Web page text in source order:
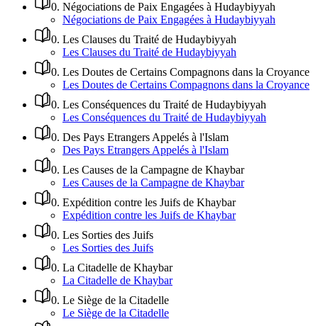
0. Négociations de Paix Engagées à Hudaybiyyah
Négociations de Paix Engagées à Hudaybiyyah
0. Les Clauses du Traité de Hudaybiyyah
Les Clauses du Traité de Hudaybiyyah
0. Les Doutes de Certains Compagnons dans la Croyance
Les Doutes de Certains Compagnons dans la Croyance
0. Les Conséquences du Traité de Hudaybiyyah
Les Conséquences du Traité de Hudaybiyyah
0. Des Pays Etrangers Appelés à l'Islam
Des Pays Etrangers Appelés à l'Islam
0. Les Causes de la Campagne de Khaybar
Les Causes de la Campagne de Khaybar
0. Expédition contre les Juifs de Khaybar
Expédition contre les Juifs de Khaybar
0. Les Sorties des Juifs
Les Sorties des Juifs
0. La Citadelle de Khaybar
La Citadelle de Khaybar
0. Le Siège de la Citadelle
Le Siège de la Citadelle